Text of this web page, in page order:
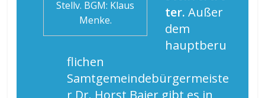
Stellv. BGM: Klaus
Menke.
ter.Außer
dem
hauptberu
flichen
Samtgemeindebürgermeiste
r Dr. Horst Baier gibt es in